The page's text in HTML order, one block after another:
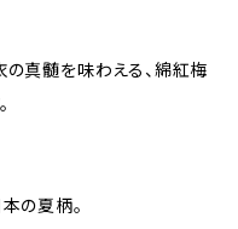
真髄を味わえる、綿紅梅
の夏柄。